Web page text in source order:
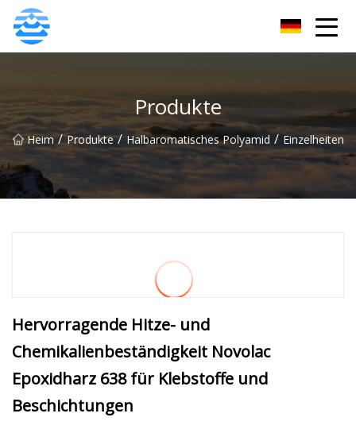
Produkte
Heim / Produkte / Halbaromatisches Polyamid / Einzelheiten
Hervorragende Hitze- und
Chemikalienbeständigkeit Novolac
Epoxidharz 638 für Klebstoffe und
Beschichtungen